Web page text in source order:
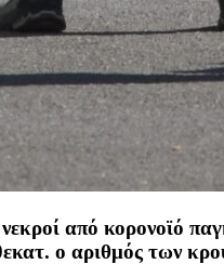
από κορονοϊό
ο αριθμός των